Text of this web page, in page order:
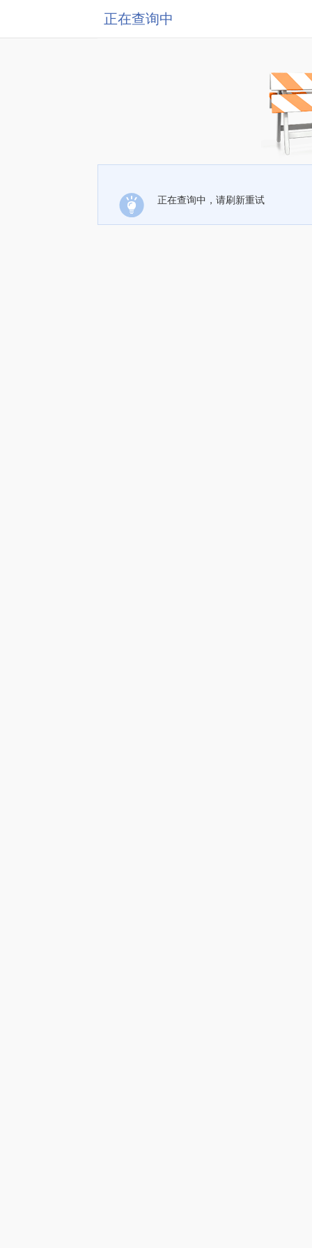
正在查询中
正在查询中，请刷新重试